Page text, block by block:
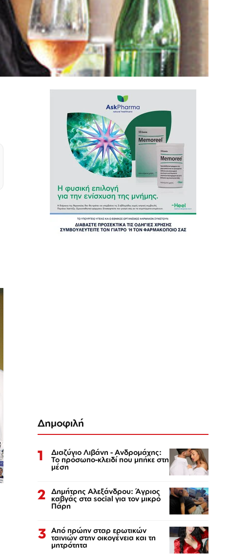
Δημοφιλή
1 Διαζύγιο Λιβάνη - Ανδρομάχης:
Το πρόσωπο-κλειδί που μπήκε στη
μέση
2 Δημήτρης Αλεξάνδρου: Άγριος
καβγάς στα social για τον μικρό
Πάρη
3 Από πρώην σταρ ερωτικών
ταινιών στην οικογένεια και τη
μητρότητα